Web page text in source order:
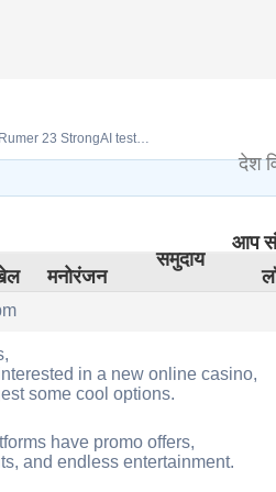
देश
मनोरंजन
समुदाय
आप
23 StrongAI test…
in a new online casino,
some cool options.
have promo offers,
and endless entertainment.